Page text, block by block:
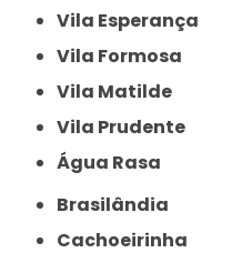
Vila Esperança
Vila Formosa
Vila Matilde
Vila Prudente
Água Rasa
Brasilândia
Cachoeirinha